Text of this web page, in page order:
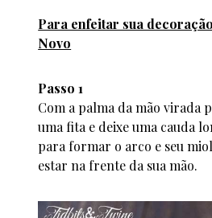
Para enfeitar sua
Novo
Passo 1
Com a palma da mão virada
uma fita e deixe uma cauda
para formar o arco e seu
estar na frente da sua mão.